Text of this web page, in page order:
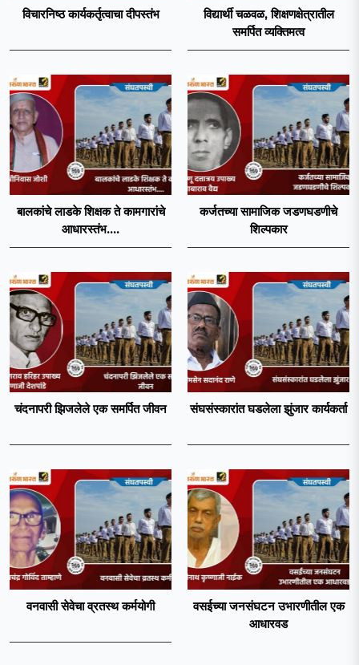
विचारनिष्ठ कार्यकर्तृत्वाचा दीपस्तंभ
विद्यार्थी चळवळ, शिक्षणक्षेत्रातील
समर्पित व्यक्तिमत्व
बालकांचे लाडके शिक्षक ते कामगारांचे
आधारस्तंभ....
कर्जतच्या सामाजिक जडणघडणीचे
शिल्पकार
चंदनापरी झिजलेले एक समर्पित जीवन संघसंस्कारांत घडलेला झुंजार कार्यकर्ता
वनवासी सेवेचा व्रतस्थ कर्मयोगी
वसईच्या जनसंघटन उभारणीतील एक
आधारवड